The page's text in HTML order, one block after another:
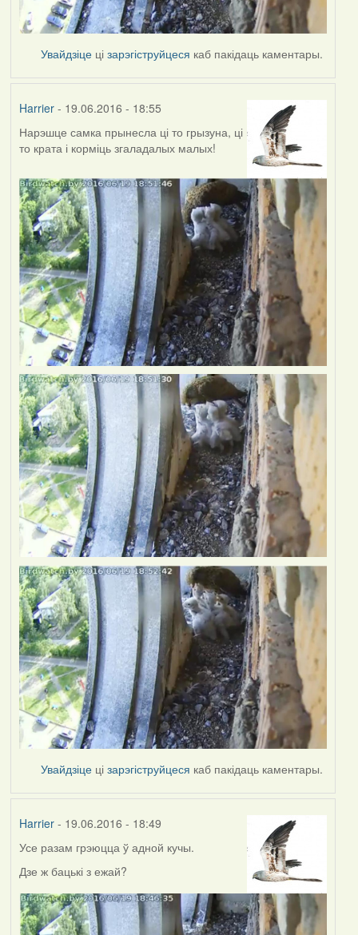
Увайдзіце цізарэгіструйцеся каб пакідаць каментары.
Harrier- 19.06.2016 - 18:55
Нарэшце самка прынесла ці то грызуна, ці
то крата і корміць згаладалых малых!
Увайдзіце цізарэгіструйцеся каб пакідаць каментары.
Harrier- 19.06.2016 - 18:49
Усе разам грэюцца ў адной кучы.
Дзе ж бацькі з ежай?